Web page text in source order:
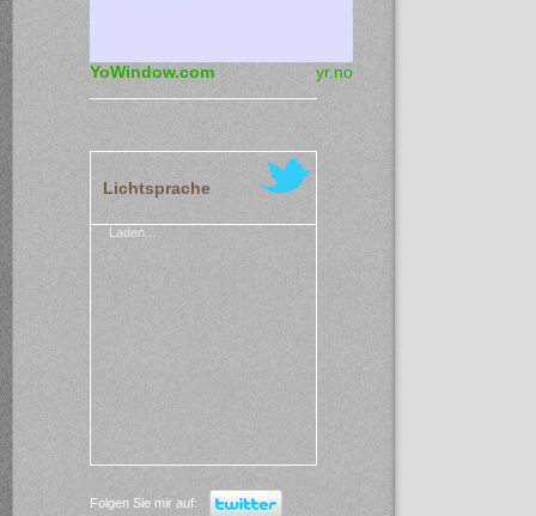
YoWindow.com yr.no
Lichtsprache
Laden...
Folgen Sie mir auf: